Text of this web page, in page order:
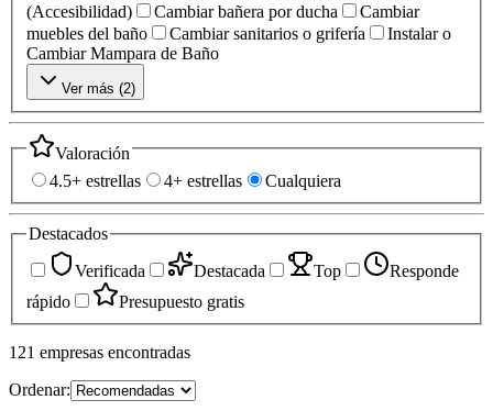
(Accesibilidad)
Cambiar bañera por ducha
Cambiar
muebles del baño
Cambiar sanitarios o grifería
Instalar o
Cambiar Mampara de Baño
Ver más (2)
Valoración
4.5+ estrellas
4+ estrellas Cualquiera
Destacados
Verificada
Destacada Top
Responde
rápido
Presupuesto gratis
121 empresas encontradas
Ordenar: